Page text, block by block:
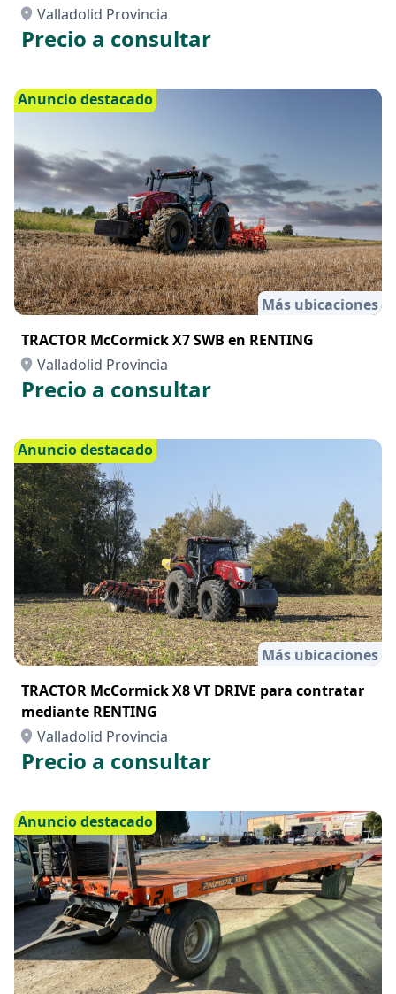
Valladolid Provincia
Precio a consultar
Anuncio destacado
Más ubicaciones
TRACTOR McCormick X7 SWB en RENTING
Valladolid Provincia
Precio a consultar
Anuncio destacado
Más ubicaciones
TRACTOR McCormick X8 VT DRIVE para contratar
mediante RENTING
Valladolid Provincia
Precio a consultar
Anuncio destacado